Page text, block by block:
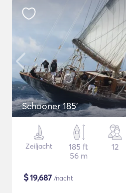
Schooner 185'
Zeiljacht
185 ft
56 m
12
$19,687 /nacht